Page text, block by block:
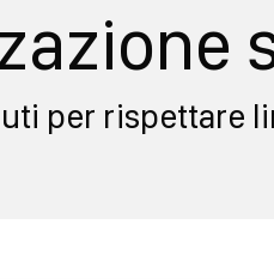
per rispettare